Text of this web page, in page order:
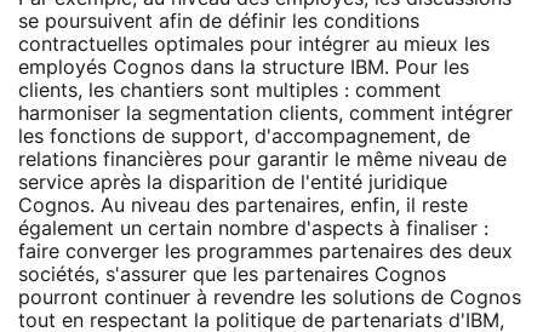
se poursuivent afin de définir les conditions
contractuelles optimales pour intégrer au mieux les
employés Cognos dans la structure IBM. Pour les
clients, les chantiers sont multiples : comment
harmoniser la segmentation clients, comment intégrer
les fonctions de support, d'accompagnement, de
relations financières pour garantir le même niveau de
service après la disparition de l'entité juridique
Cognos. Au niveau des partenaires, enfin, il reste
également un certain nombre d'aspects à finaliser :
faire converger les programmes partenaires des deux
sociétés, s'assurer que les partenaires Cognos
pourront continuer à revendre les solutions de Cognos
tout en respectant la politique de partenariats d'IBM,